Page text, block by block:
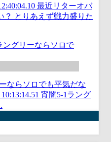
最近リターオバ
？ とりあえず戦力盛りた
ならソロでも平気だな
宵闇5-1ラング